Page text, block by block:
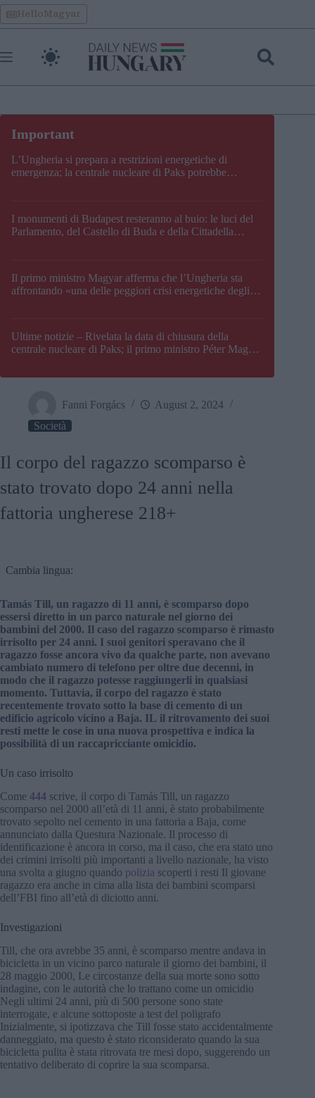
Skip
to
content
HelloMagyar
L’Ungheria si prepara a restrizioni energetiche di
emergenza; la centrale nucleare di Paks potrebbe
I monumenti di Budapest resteranno al buio: le luci del
Parlamento, del Castello di Buda e della Cittadella
Il primo ministro Magyar afferma che l’Ungheria sta
affrontando «una delle peggiori crisi energetiche degli
Ultime notizie – Rivelata la data di chiusura della
centrale nucleare di Paks; il primo ministro Péter Magyar
Fanni Forgács
August 2, 2024
Società
Il corpo del ragazzo scomparso è
stato trovato dopo 24 anni nella
fattoria ungherese 218+
Cambia lingua:
Tamás Till, un ragazzo di 11 anni, è scomparso dopo
essersi diretto in un parco naturale nel giorno dei
bambini del 2000. Il caso del ragazzo scomparso è rimasto
irrisolto per 24 anni. I suoi genitori speravano che il
ragazzo fosse ancora vivo da qualche parte, non avevano
cambiato numero di telefono per oltre due decenni, in
modo che il ragazzo potesse raggiungerli in qualsiasi
momento. Tuttavia, il corpo del ragazzo è stato
recentemente trovato sotto la base di cemento di un
edificio agricolo vicino a Baja. IL il ritrovamento dei suoi
resti mette le cose in una nuova prospettiva e indica la
possibilità di un raccapricciante omicidio.
Un caso irrisolto
Come 444 scrive, il corpo di Tamás Till, un ragazzo
scomparso nel 2000 all’età di 11 anni, è stato probabilmente
trovato sepolto nel cemento in una fattoria a Baja, come
annunciato dalla Questura Nazionale. Il processo di
identificazione è ancora in corso, ma il caso, che era stato uno
dei crimini irrisolti più importanti a livello nazionale, ha visto
una svolta a giugno quando polizia scoperti i resti Il giovane
ragazzo era anche in cima alla lista dei bambini scomparsi
dell’FBI fino all’età di diciotto anni.
Investigazioni
Till, che ora avrebbe 35 anni, è scomparso mentre andava in
bicicletta in un vicino parco naturale il giorno dei bambini, il
28 maggio 2000, Le circostanze della sua morte sono sotto
indagine, con le autorità che lo trattano come un omicidio
Negli ultimi 24 anni, più di 500 persone sono state
interrogate, e alcune sottoposte a test del poligrafo
Inizialmente, si ipotizzava che Till fosse stato accidentalmente
danneggiato, ma questo è stato riconsiderato quando la sua
bicicletta pulita è stata ritrovata tre mesi dopo, suggerendo un
tentativo deliberato di coprire la sua scomparsa.